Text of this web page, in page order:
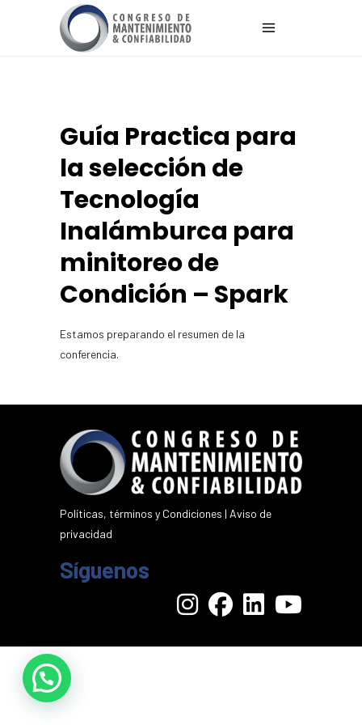
Guía Practica para
la selección de
Tecnología
Inalámburca para
minitoreo de
Condición – Spark
Estamos preparando el resumen de la
conferencia.
Políticas, términos y Condiciones | Aviso de
privacidad
Síguenos